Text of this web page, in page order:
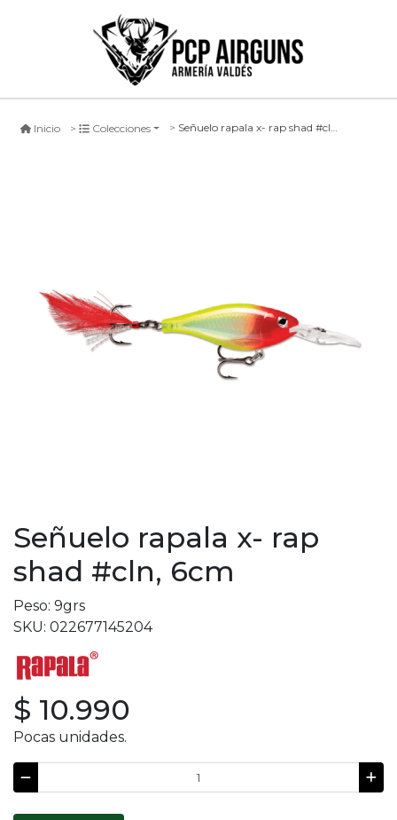
Inicio Colecciones Señuelo rapala x- rap shad #cln, 6cm
Señuelo rapala x- rap
shad #cln, 6cm
Peso: 9grs
SKU: 022677145204
$ 10.990
Pocas unidades.